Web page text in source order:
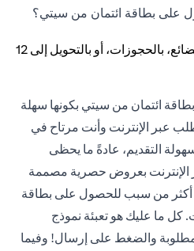
على بطاقة ائتمان من سيتي؟
ائتمان من سيتي بكونها سهلة
عبر الإنترنت وأنت مرتاح في
التقديم، عادةً ما يحظى
الإنترنت بعروض حصرية مصممة
أكثر من سبب للحصول على بطاقة
كل ما عليك هو تعبئة نموذج
والضغط على إرسال! وفيما